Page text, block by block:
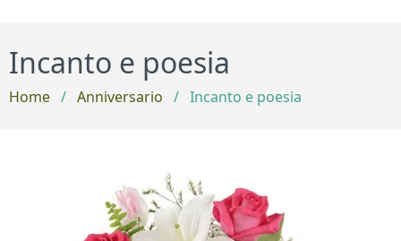
Incanto e poesia
Home / Anniversario / Incanto e poesia